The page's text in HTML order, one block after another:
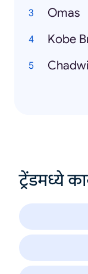
Omas
Kobe
ट्रेंडमध्ये